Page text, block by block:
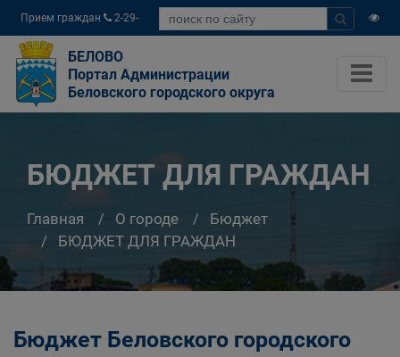
Прием граждан
2-29-
04
БЕЛОВО
Портал Администрации
Беловского городского округа
БЮДЖЕТ ДЛЯ ГРАЖДАН
Главная О городе
Бюджет
БЮДЖЕТ ДЛЯ ГРАЖДАН
Бюджет Беловского городского